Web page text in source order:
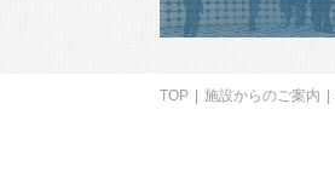
TOP 施設からのご案内